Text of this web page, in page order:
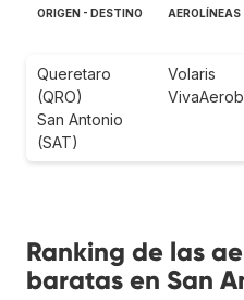
ORIGEN - DESTINO AEROLÍNEAS
Queretaro
(QRO)
San Antonio
(SAT)
Volaris
Ranking de las
baratas en San